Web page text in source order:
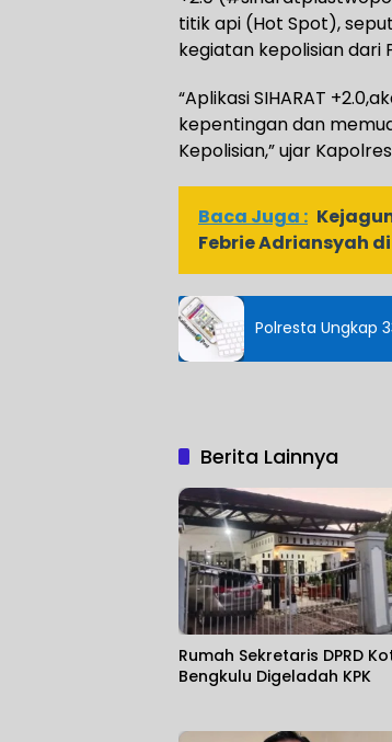
titik api (Hot Spot),
kegiatan kepolisian dari
“Aplikasi SIHARAT
kepentingan dan
Kepolisian,” ujar
Baca Juga :
Febrie Adriansyah
Polresta Ungkap
Berita Lainnya
Rumah Sekretaris DPRD
Bengkulu Digeladah KPK